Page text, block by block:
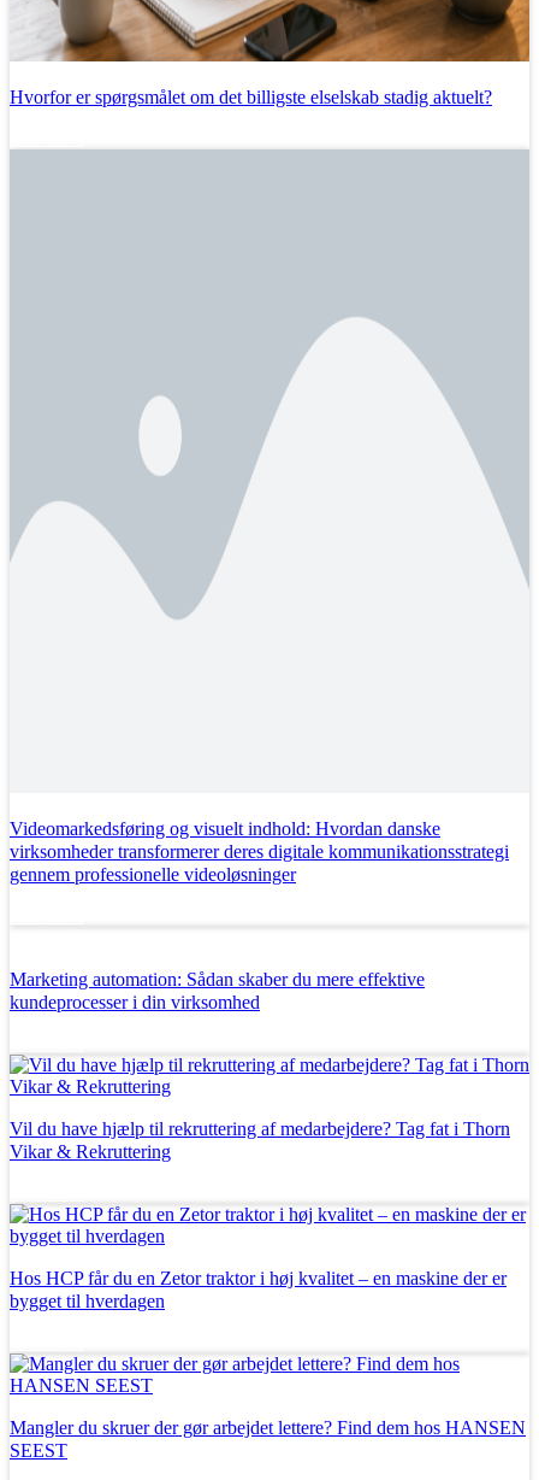
Hvorfor er spørgsmålet om det billigste elselskab stadig aktuelt?
Videomarkedsføring og visuelt indhold: Hvordan danske
virksomheder transformerer deres digitale kommunikationsstrategi
gennem professionelle videoløsninger
Marketing automation: Sådan skaber du mere effektive
kundeprocesser i din virksomhed
Vil du have hjælp til rekruttering af medarbejdere? Tag fat i Thorn
Vikar & Rekruttering
Hos HCP får du en Zetor traktor i høj kvalitet – en maskine der er
bygget til hverdagen
Mangler du skruer der gør arbejdet lettere? Find dem hos HANSEN
SEEST